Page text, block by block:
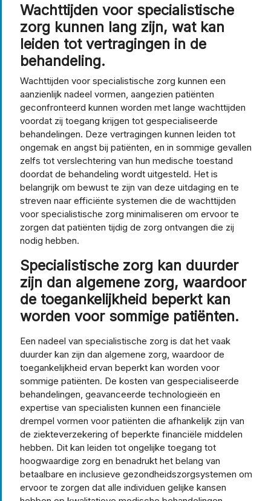
Wachttijden voor specialistische
zorg kunnen lang zijn, wat kan
leiden tot vertragingen in de
behandeling.
Wachttijden voor specialistische zorg kunnen een
aanzienlijk nadeel vormen, aangezien patiënten
geconfronteerd kunnen worden met lange wachttijden
voordat zij toegang krijgen tot gespecialiseerde
behandelingen. Deze vertragingen kunnen leiden tot
ongemak en angst bij patiënten, en in sommige gevallen
zelfs tot verslechtering van hun medische toestand
doordat de behandeling wordt uitgesteld. Het is
belangrijk om bewust te zijn van deze uitdaging en te
streven naar efficiënte systemen die de wachttijden
voor specialistische zorg minimaliseren om ervoor te
zorgen dat patiënten tijdig de zorg ontvangen die zij
nodig hebben.
Specialistische zorg kan duurder
zijn dan algemene zorg, waardoor
de toegankelijkheid beperkt kan
worden voor sommige patiënten.
Een nadeel van specialistische zorg is dat het vaak
duurder kan zijn dan algemene zorg, waardoor de
toegankelijkheid ervan beperkt kan worden voor
sommige patiënten. De kosten van gespecialiseerde
behandelingen, geavanceerde technologieën en
expertise van specialisten kunnen een financiële
drempel vormen voor patiënten die afhankelijk zijn van
de ziekteverzekering of beperkte financiële middelen
hebben. Dit kan leiden tot ongelijke toegang tot
hoogwaardige zorg en benadrukt het belang van
betaalbare en inclusieve gezondheidszorgsystemen om
ervoor te zorgen dat alle individuen gelijke kansen